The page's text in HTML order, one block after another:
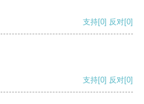
支持[0] 反对[0]
支持[0] 反对[0]